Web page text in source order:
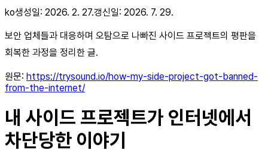
ko생성일: 2026. 2. 27.갱신일: 2026. 7. 29.
보안 업체들과 대응하며 오탐으로 나빠진 사이드 프로젝트의 평판을
회복한 과정을 정리한 글.
원문: https://trysound.io/how-my-side-project-got-banned-
from-the-internet/
내 사이드 프로젝트가 인터넷에서
차단당한 이야기